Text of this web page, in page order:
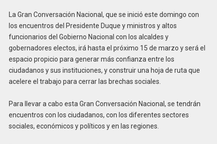
La Gran Conversación Nacional, que se inició este domingo con
los encuentros del Presidente Duque y ministros y altos
funcionarios del Gobierno Nacional con los alcaldes y
gobernadores electos, irá hasta el próximo 15 de marzo y será el
espacio propicio para generar más confianza entre los
ciudadanos y sus instituciones, y construir una hoja de ruta que
acelere el trabajo para cerrar las brechas sociales.
Para llevar a cabo esta Gran Conversación Nacional, se tendrán
encuentros con los ciudadanos, con los diferentes sectores
sociales, económicos y políticos y en las regiones.